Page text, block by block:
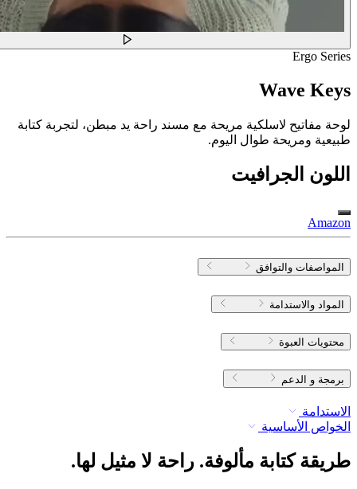
Ergo Series
Wave Keys
لوحة مفاتيح لاسلكية مريحة مع مسند راحة يد مبطن، لتجربة كتابة
طبيعية ومريحة طوال اليوم.
اللون الجرافيت
Amazon
المواصفات والتوافق
المواد والاستدامة
محتويات العبوة
برمجة و الدعم
الاستدامة
الخواص الأساسية
طريقة كتابة مألوفة. راحة لا مثيل لها.